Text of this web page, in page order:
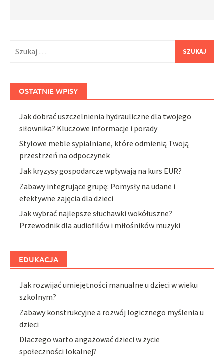
OSTATNIE WPISY
Jak dobrać uszczelnienia hydrauliczne dla twojego
siłownika? Kluczowe informacje i porady
Stylowe meble sypialniane, które odmienią Twoją
przestrzeń na odpoczynek
Jak kryzysy gospodarcze wpływają na kurs EUR?
Zabawy integrujące grupę: Pomysły na udane i
efektywne zajęcia dla dzieci
Jak wybrać najlepsze słuchawki wokółuszne?
Przewodnik dla audiofilów i miłośników muzyki
EDUKACJA
Jak rozwijać umiejętności manualne u dzieci w wieku
szkolnym?
Zabawy konstrukcyjne a rozwój logicznego myślenia u
dzieci
Dlaczego warto angażować dzieci w życie
społeczności lokalnej?